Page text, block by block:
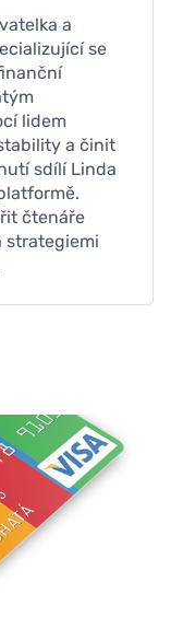
a
se
lidem
a činit
sdílí Linda
čtenáře
strategiemi